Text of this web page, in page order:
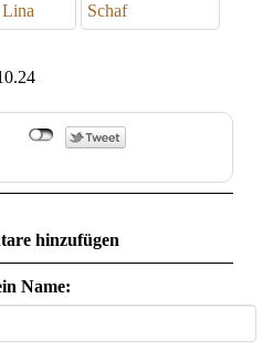
Lina
Schaf
hinzufügen
Name: